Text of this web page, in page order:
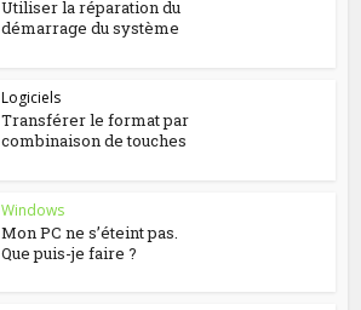
Utiliser la réparation du
démarrage du système
Logiciels
Transférer le format par
combinaison de touches
Windows
Mon PC ne s’éteint pas.
Que puis-je faire ?